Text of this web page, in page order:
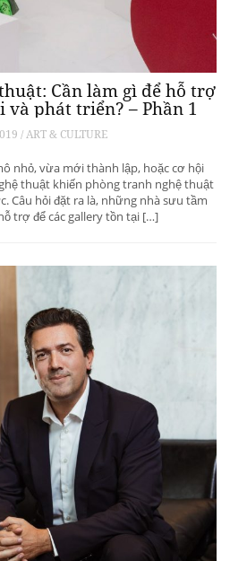
Cần làm gì để hỗ trợ
và phát triển? – Phần 1
/ ART & CULTURE
nhỏ, vừa mới thành lập, hoặc cơ hội
thuật khiến phòng tranh nghệ thuật
Câu hỏi đặt ra là, những nhà sưu tầm
trợ để các gallery tồn tại […]